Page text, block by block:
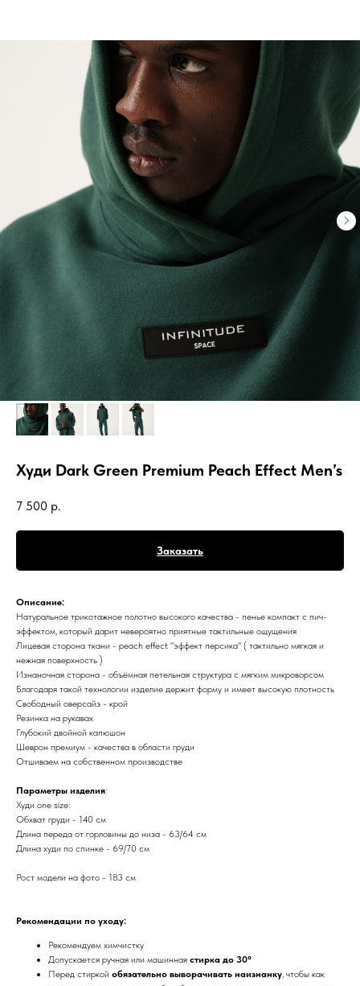
Худи Dark Green Premium Peach Effect Men’s
7 500 р.
Заказать
Описание:
Натуральное трикотажное полотно высокого качества - пенье компакт с пич-
эффектом, который дарит невероятно приятные тактильные ощущения
Лицевая сторона ткани - peach effect "эффект персика" ( тактильно мягкая и
нежная поверхность )
Изнаночная сторона - объёмная петельная структура с мягким микроворсом
Благодаря такой технологии изделие держит форму и имеет высокую плотность
Свободный оверсайз - крой
Резинка на рукавах
Глубокий двойной капюшон
Шеврон премиум - качества в области груди
Отшиваем на собственном производстве
Параметры изделия:
Худи one size:
Обхват груди - 140 см
Длина переда от горловины до низа - 63/64 см
Длина худи по спинке - 69/70 см
Рост модели на фото - 183 см
Рекомендации по уходу:
Рекомендуем химчистку
Допускается ручная или машинная стирка до 30°
Перед стиркой обязательно выворачивать наизнанку, чтобы как